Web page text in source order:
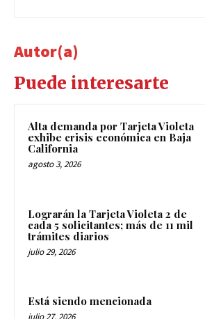
Autor(a)
Puede interesarte
Alta demanda por Tarjeta Violeta
exhibe crisis económica en Baja
California
agosto 3, 2026
Lograrán la Tarjeta Violeta 2 de
cada 5 solicitantes; más de 11 mil
trámites diarios
julio 29, 2026
Está siendo mencionada